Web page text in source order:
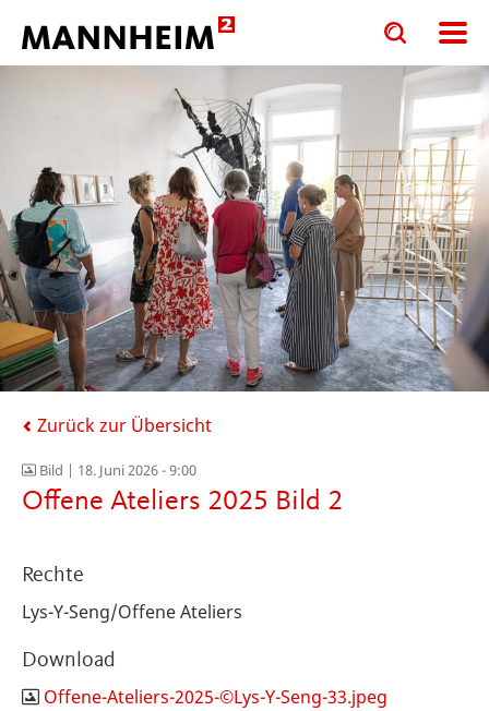
Toggle
search
input
form
Toggle
search
input
Zurück zur Übersicht
Bild | 18. Juni 2026 - 9:00
Offene Ateliers 2025 Bild 2
Rechte
Lys-Y-Seng/Offene Ateliers
Download
Offene-Ateliers-2025-©Lys-Y-Seng-33.jpeg